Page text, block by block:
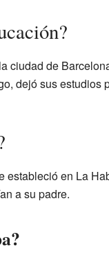
ciudad de
dejó sus estudios
estableció en La
a su padre.